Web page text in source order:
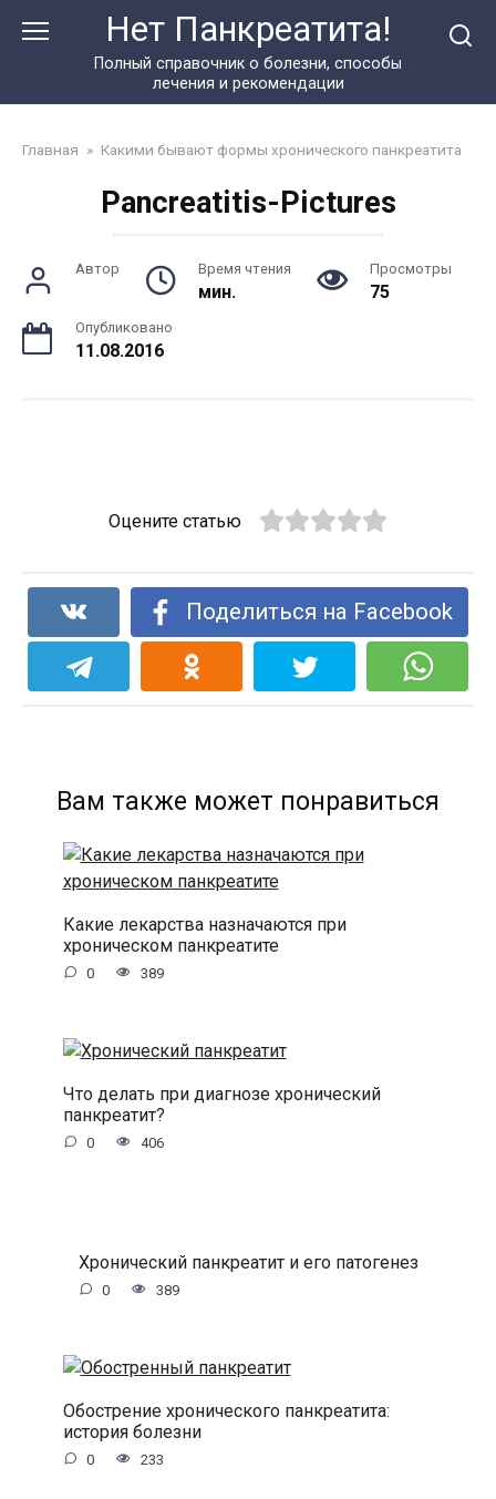
Нет Панкреатита!
Полный справочник о болезни, способы
лечения и рекомендации
Главная » Какими бывают формы хронического панкреатита
Pancreatitis-Pictures
Автор Время чтения
мин.
Просмотры
75
Опубликовано
11.08.2016
Оцените статью
Поделиться на Facebook
Вам также может понравиться
Какие лекарства назначаются при
хроническом панкреатите
0 389
Что делать при диагнозе хронический
панкреатит?
0 406
Хронический панкреатит и его патогенез
0 389
Обострение хронического панкреатита:
история болезни
0 233